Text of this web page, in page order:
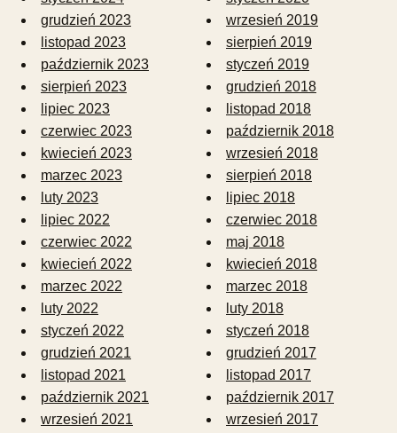
grudzień 2023
listopad 2023
październik 2023
sierpień 2023
lipiec 2023
czerwiec 2023
kwiecień 2023
marzec 2023
luty 2023
lipiec 2022
czerwiec 2022
kwiecień 2022
marzec 2022
luty 2022
styczeń 2022
grudzień 2021
listopad 2021
październik 2021
wrzesień 2021
wrzesień 2019
sierpień 2019
styczeń 2019
grudzień 2018
listopad 2018
październik 2018
wrzesień 2018
sierpień 2018
lipiec 2018
czerwiec 2018
maj 2018
kwiecień 2018
marzec 2018
luty 2018
styczeń 2018
grudzień 2017
listopad 2017
październik 2017
wrzesień 2017